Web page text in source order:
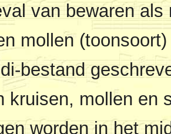
van bewaren
mollen
bestand
kruisen, mollen en
worden in het